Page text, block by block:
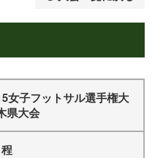
子フットサル選手権大
大会